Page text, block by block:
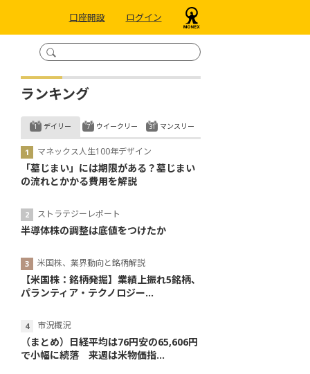
口座開設 ログイン
ランキング
デイリー
マネックス人生100年デザイン
「墓じまい」には期限がある？墓じまい
の流れとかかる費用を解説
ストラテジーレポート
半導体株の調整は底値をつけたか
米国株、業界動向と銘柄解説
【米国株：銘柄発掘】業績上振れ5銘柄、
パランティア・テクノロジー...
市況概況
（まとめ）日経平均は76円安の65,606円
で小幅に続落 来週は米物価指...
ウイークリー マンスリー